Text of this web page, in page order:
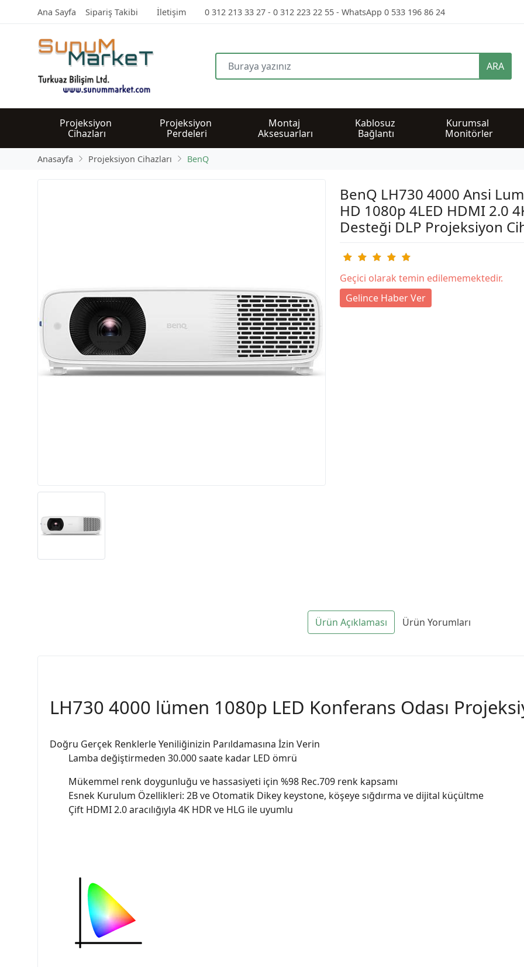
Ana Sayfa Sipariş Takibi İletişim 0 312 213 33 27 - 0 312 223 22 55 - WhatsApp 0 533 196 86 24
ARA
Projeksiyon
Cihazları
Projeksiyon
Perdeleri
Montaj
Aksesuarları
Kablosuz
Bağlantı
Kurumsal
Monitörler
Anasayfa Projeksiyon Cihazları BenQ
BenQ LH730 4000 Ansi
HD 1080p 4LED HDMI 2.0
Desteği DLP Projeksiyon
Geçici olarak temin edilememektedir.
Gelince Haber Ver
Ürün Açıklaması Ürün Yorumları
LH730 4000 lümen 1080p LED Konferans Odası
Doğru Gerçek Renklerle Yeniliğinizin Parıldamasına İzin Verin
Lamba değiştirmeden 30.000 saate kadar LED ömrü
Mükemmel renk doygunluğu ve hassasiyeti için %98 Rec.709 renk kapsamı
Esnek Kurulum Özellikleri: 2B ve Otomatik Dikey keystone, köşeye sığdırma ve dijital küçültme
Çift HDMI 2.0 aracılığıyla 4K HDR ve HLG ile uyumlu